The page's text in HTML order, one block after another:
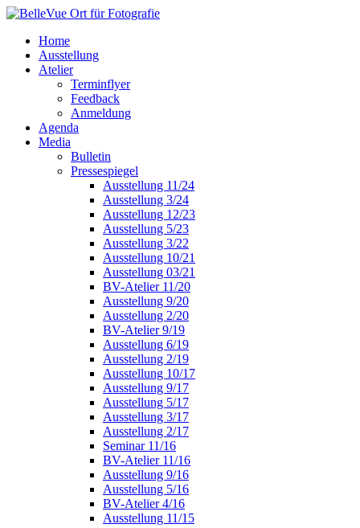
Home
Ausstellung
Atelier
Terminflyer
Feedback
Anmeldung
Agenda
Media
Bulletin
Pressespiegel
Ausstellung 11/24
Ausstellung 3/24
Ausstellung 12/23
Ausstellung 5/23
Ausstellung 3/22
Ausstellung 10/21
Ausstellung 03/21
BV-Atelier 11/20
Ausstellung 9/20
Ausstellung 2/20
BV-Atelier 9/19
Ausstellung 6/19
Ausstellung 2/19
Ausstellung 10/17
Ausstellung 9/17
Ausstellung 5/17
Ausstellung 3/17
Ausstellung 2/17
Seminar 11/16
BV-Atelier 11/16
Ausstellung 9/16
Ausstellung 5/16
BV-Atelier 4/16
Ausstellung 11/15